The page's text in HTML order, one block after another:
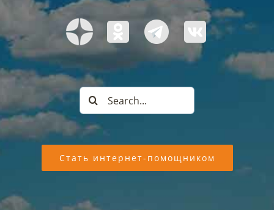
Search
for:
Стать интернет-помощником